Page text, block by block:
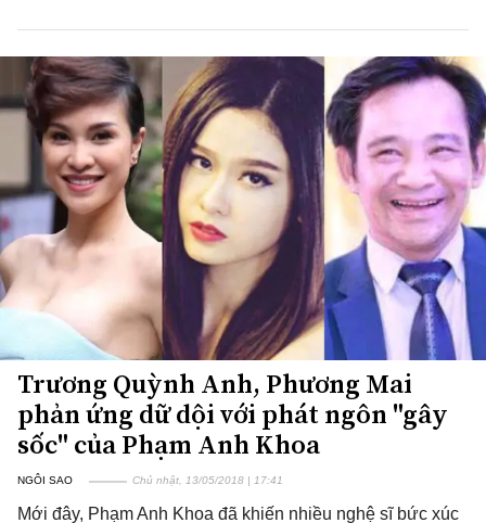
Trương Quỳnh Anh, Phương Mai
phản ứng dữ dội với phát ngôn "gây
sốc" của Phạm Anh Khoa
NGÔI SAO Chủ nhật, 13/05/2018 | 17:41
Mới đây, Phạm Anh Khoa đã khiến nhiều nghệ sĩ bức xúc